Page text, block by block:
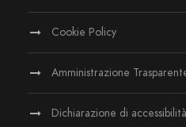
Cookie Policy
Amministrazione
Dichiarazione di accessibilità